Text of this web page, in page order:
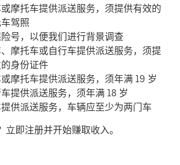
摩托车提供派送服务，须提供有效的
驾照
号，以便我们进行背景调查
摩托车或自行车提供派送服务，须提
身份证件
摩托车提供派送服务，须年满 19 岁
提供派送服务，须年满 18 岁
供派送服务，车辆应至少为两门车
立即注册并开始赚取收入。